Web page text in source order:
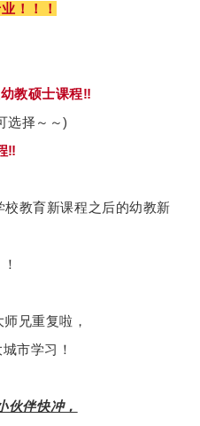
！！！
教硕士课程‼️
选择～～)
‼️
教育新课程之后的幼教新
兄重复啦，
市学习！
伙伴快冲，